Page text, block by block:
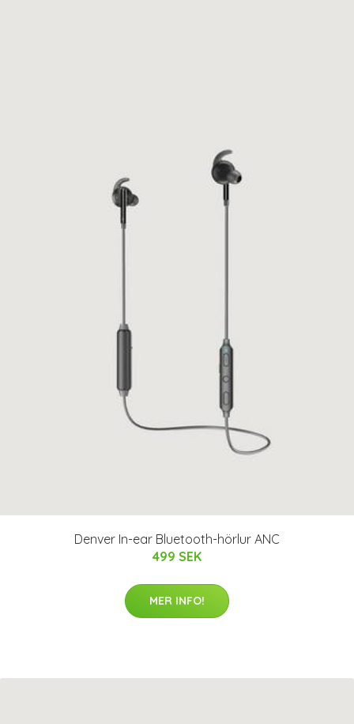
Denver In-ear Bluetooth-hörlur ANC
499 SEK
MER INFO!